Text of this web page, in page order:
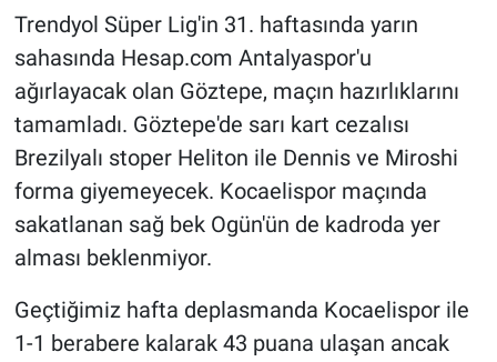
Trendyol Süper Lig'in 31. haftasında yarın
sahasında Hesap.com Antalyaspor'u
ağırlayacak olan Göztepe, maçın hazırlıklarını
tamamladı. Göztepe'de sarı kart cezalısı
Brezilyalı stoper Heliton ile Dennis ve Miroshi
forma giyemeyecek. Kocaelispor maçında
sakatlanan sağ bek Ogün'ün de kadroda yer
alması beklenmiyor.
Geçtiğimiz hafta deplasmanda Kocaelispor ile
1-1 berabere kalarak 43 puana ulaşan ancak